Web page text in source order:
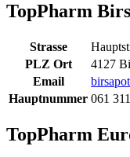
TopPharm
Strasse
PLZ Ort
4127
Email
Hauptnummer 061
TopPharm